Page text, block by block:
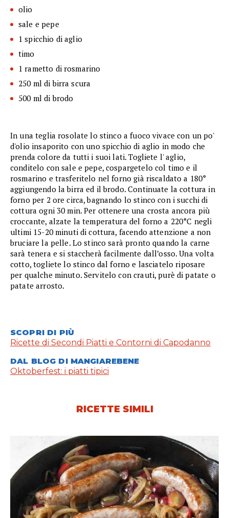
olio
sale e pepe
1 spicchio di aglio
timo
1 rametto di rosmarino
250 ml di birra scura
500 ml di brodo
In una teglia rosolate lo stinco a fuoco vivace con un po'
d'olio insaporito con uno spicchio di aglio in modo che
prenda colore da tutti i suoi lati. Togliete l' aglio,
conditelo con sale e pepe, cospargetelo col timo e il
rosmarino e trasferitelo nel forno già riscaldato a 180°
aggiungendo la birra ed il brodo. Continuate la cottura in
forno per 2 ore circa, bagnando lo stinco con i succhi di
cottura ogni 30 min. Per ottenere una crosta ancora più
croccante, alzate la temperatura del forno a 220°C negli
ultimi 15-20 minuti di cottura, facendo attenzione a non
bruciare la pelle. Lo stinco sarà pronto quando la carne
sarà tenera e si staccherà facilmente dall’osso. Una volta
cotto, togliete lo stinco dal forno e lasciatelo riposare
per qualche minuto. Servitelo con crauti, purè di patate o
patate arrosto.
SCOPRI DI PIÙ
Ricette di Secondi Piatti e Contorni di Capodanno
DAL BLOG DI MANGIAREBENE
Oktoberfest: i piatti tipici
RICETTE SIMILI